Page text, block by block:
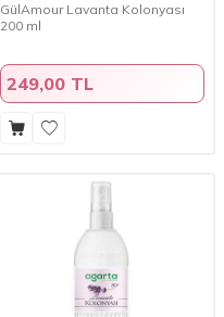
GülAmour Lavanta Kolonyası
200 ml
249,00 TL